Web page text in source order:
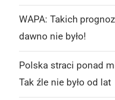
WAPA: Takich
dawno nie było!
Polska straci ponad
Tak źle nie było od lat